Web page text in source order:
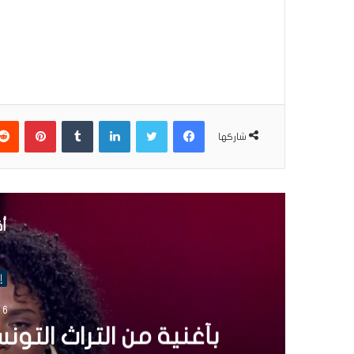
شاركها
فيسبوكتويتر لينكدإن
4 نوفمبر 2025
عائدة بوبكر تروي